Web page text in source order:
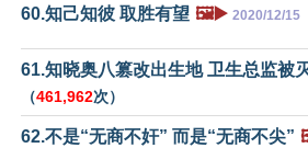
60.知己知彼 取胜有望 🖼️▶️ 2020/12/15
61.知晓奥八篡改出生地 卫生总监被
（461,962次）
62.不是“无商不奸” 而是“无商不尖”